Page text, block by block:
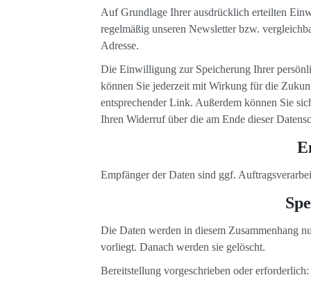
Auf Grundlage Ihrer ausdrücklich erteilten
regelmäßig unseren Newsletter bzw.
Adresse.
Die Einwilligung zur Speicherung Ihrer
können Sie jederzeit mit Wirkung für die
entsprechender Link. Außerdem können Sie
Ihren Widerruf über die am Ende dieser
Empfänger der Daten sind ggf.
Die Daten werden in diesem Zusammenhang
vorliegt. Danach werden sie gelöscht.
Bereitstellung vorgeschrieben oder erforderlich: